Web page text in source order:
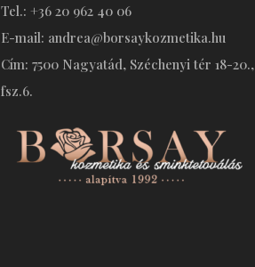
Tel.: +36 20 962 40 06
E-mail: andrea@borsaykozmetika.hu
Cím: 7500 Nagyatád, Széchenyi tér 18-20.,
fsz.6.